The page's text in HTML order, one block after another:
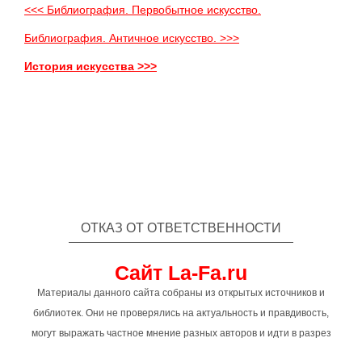
<<< Библиография. Первобытное искусство.
Библиография. Античное искусство. >>>
История искусства >>>
ОТКАЗ ОТ ОТВЕТСТВЕННОСТИ
Сайт La-Fa.ru
Материалы данного сайта собраны из открытых источников и
библиотек. Они не проверялись на актуальность и правдивость,
могут выражать частное мнение разных авторов и идти в разрез